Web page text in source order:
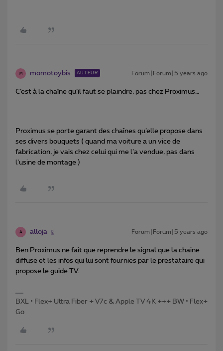
M momotoybis AUTEUR Forum|Forum|5 years ago
C’est à la chaîne qu’il faut se plaindre, pas chez Proximus…
Proximus se porte garant des chaînes qu’elle propose dans
ses divers bouquets ( quand ma voiture a un vice de
fabrication, je vais chez celui qui me l’a vendue, pas dans
l’usine de montage )
A alloja Forum|Forum|5 years ago
Ben Proximus ne fait que reprendre le signal que la chaine
diffuse et les infos qui lui sont fournies par le prestataire qui
propose le guide TV.
BXL • Flex+ Ultra Fiber + V7c & Apple TV 4K +++ BW • Flex+
Go